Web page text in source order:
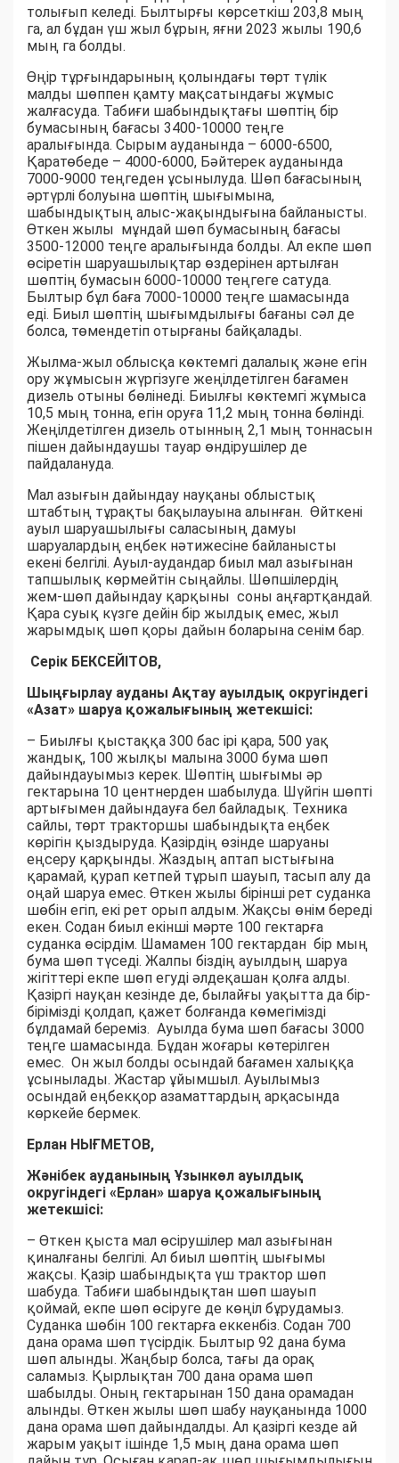
толығып келеді. Былтырғы көрсеткіш 203,8 мың
га, ал бұдан үш жыл бұрын, яғни 2023 жылы 190,6
мың га болды.
Өңір тұрғындарының қолындағы төрт түлік
малды шөппен қамту мақсатындағы жұмыс
жалғасуда. Табиғи шабындықтағы шөптің бір
бумасының бағасы 3400-10000 теңге
аралығында. Сырым ауданында – 6000-6500,
Қаратөбеде – 4000-6000, Бәйтерек ауданында
7000-9000 теңгеден ұсынылуда. Шөп бағасының
әртүрлі болуына шөптің шығымына,
шабындықтың алыс-жақындығына байланысты.
Өткен жылы мұндай шөп бумасының бағасы
3500-12000 теңге аралығында болды. Ал екпе шөп
өсіретін шаруашылықтар өздерінен артылған
шөптің бумасын 6000-10000 теңгеге сатуда.
Былтыр бұл баға 7000-10000 теңге шамасында
еді. Биыл шөптің шығымдылығы бағаны сәл де
болса, төмендетіп отырғаны байқалады.
Жылма-жыл облысқа көктемгі далалық және егін
ору жұмысын жүргізуге жеңілдетілген бағамен
дизель отыны бөлінеді. Биылғы көктемгі жұмыса
10,5 мың тонна, егін оруға 11,2 мың тонна бөлінді.
Жеңілдетілген дизель отынның 2,1 мың тоннасын
пішен дайындаушы тауар өндірушілер де
пайдалануда.
Мал азығын дайындау науқаны облыстық
штабтың тұрақты бақылауына алынған. Өйткені
ауыл шаруашылығы саласының дамуы
шаруалардың еңбек нәтижесіне байланысты
екені белгілі. Ауыл-аудандар биыл мал азығынан
тапшылық көрмейтін сыңайлы. Шөпшілердің
жем-шөп дайындау қарқыны соны аңғартқандай.
Қара суық күзге дейін бір жылдық емес, жыл
жарымдық шөп қоры дайын боларына сенім бар.
Серік БЕКСЕЙІТОВ,
Шыңғырлау ауданы Ақтау ауылдық округіндегі
«Азат» шаруа қожалығының жетекшісі:
– Биылғы қыстаққа 300 бас ірі қара, 500 уақ
жандық, 100 жылқы малына 3000 бума шөп
дайындауымыз керек. Шөптің шығымы әр
гектарына 10 центнерден шабылуда. Шүйгін шөпті
артығымен дайындауға бел байладық. Техника
сайлы, төрт тракторшы шабындықта еңбек
көрігін қыздыруда. Қазірдің өзінде шаруаны
еңсеру қарқынды. Жаздың аптап ыстығына
қарамай, қурап кетпей тұрып шауып, тасып алу да
оңай шаруа емес. Өткен жылы бірінші рет суданка
шөбін егіп, екі рет орып алдым. Жақсы өнім береді
екен. Содан биыл екінші мәрте 100 гектарға
суданка өсірдім. Шамамен 100 гектардан бір мың
бума шөп түседі. Жалпы біздің ауылдың шаруа
жігіттері екпе шөп егуді әлдеқашан қолға алды.
Қазіргі науқан кезінде де, былайғы уақытта да бір-
бірімізді қолдап, қажет болғанда көмегімізді
бұлдамай береміз. Ауылда бума шөп бағасы 3000
теңге шамасында. Бұдан жоғары көтерілген
емес. Он жыл болды осындай бағамен халыққа
ұсынылады. Жастар ұйымшыл. Ауылымыз
осындай еңбекқор азаматтардың арқасында
көркейе бермек.
Ерлан НЫҒМЕТОВ,
Жәнібек ауданының Ұзынкөл ауылдық
округіндегі «Ерлан» шаруа қожалығының
жетекшісі:
– Өткен қыста мал өсірушілер мал азығынан
қиналғаны белгілі. Ал биыл шөптің шығымы
жақсы. Қазір шабындықта үш трактор шөп
шабуда. Табиғи шабындықтан шөп шауып
қоймай, екпе шөп өсіруге де көңіл бұрудамыз.
Суданка шөбін 100 гектарға еккенбіз. Содан 700
дана орама шөп түсірдік. Былтыр 92 дана бума
шөп алынды. Жаңбыр болса, тағы да орақ
саламыз. Қырлықтан 700 дана орама шөп
шабылды. Оның гектарынан 150 дана орамадан
алынды. Өткен жылы шөп шабу науқанында 1000
дана орама шөп дайындалды. Ал қазіргі кезде ай
жарым уақыт ішінде 1,5 мың дана орама шөп